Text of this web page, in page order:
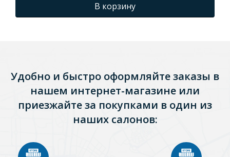
0000012(без клавиши
В корзину
Удобно и быстро оформляйте заказы в
нашем интернет-магазине или
приезжайте за покупками в один из
наших салонов: